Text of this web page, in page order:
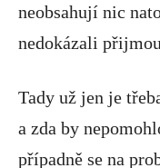
neobsahují nic
nedokázali
Tady už jen je
a zda by
případně se na